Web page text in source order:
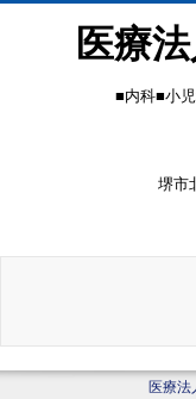
医療
■内科■小
堺
医療